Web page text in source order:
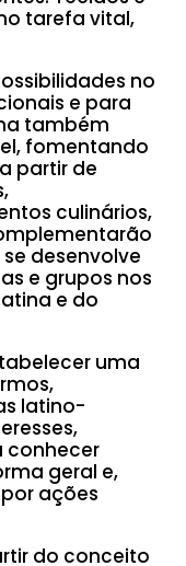
tarefa vital,
no
e para
também
fomentando
partir de
culinários,
desenvolve
e grupos nos
e do
uma
latino-
conhecer
geral e,
ações
do conceito